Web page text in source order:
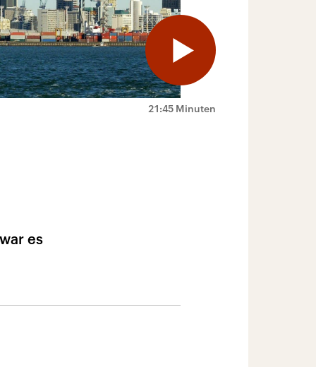
21:45 Minuten
es